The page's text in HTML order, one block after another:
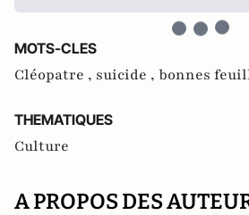
MOTS-CLES
Cléopatre , suicide , bonnes
THEMATIQUES
Culture
A PROPOS DES